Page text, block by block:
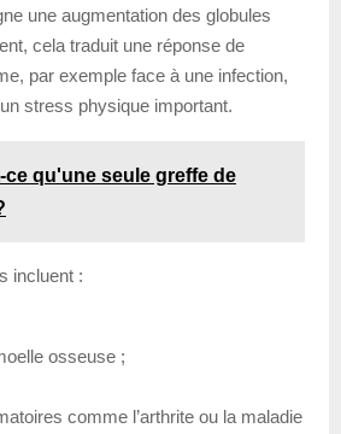
une augmentation des globules
cela traduit une réponse de
par exemple face à une infection,
stress physique important.
ce qu'une seule greffe de
incluent :
osseuse ;
comme l’arthrite ou la maladie